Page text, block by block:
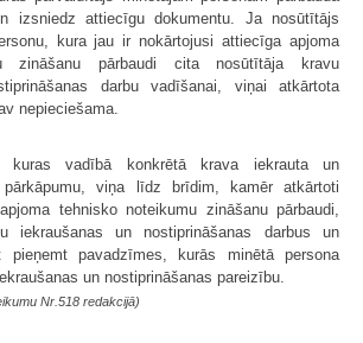
izsniedz attiecīgu dokumentu. Ja nosūtītājs
kura jau ir nokārtojusi attiecīga apjoma
zināšanu pārbaudi cita nosūtītāja kravu
darbu vadīšanai, viņai atkārtota
nepieciešama.
vadībā konkrētā krava iekrauta un
pārkāpumu, viņa līdz brīdim, kamēr atkārtoti
tehnisko noteikumu zināšanu pārbaudi,
iekraušanas un nostiprināšanas darbus un
pieņemt pavadzīmes, kurās minētā persona
un nostiprināšanas pareizību.
Nr.518 redakcijā)